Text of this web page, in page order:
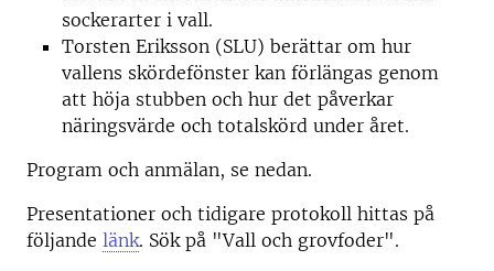
sockerarter i vall.
Torsten Eriksson (SLU) berättar om hur
vallens skördefönster kan förlängas genom
att höja stubben och hur det påverkar
näringsvärde och totalskörd under året.
Program och anmälan, se nedan.
Presentationer och tidigare protokoll hittas på
följande länk. Sök på "Vall och grovfoder".